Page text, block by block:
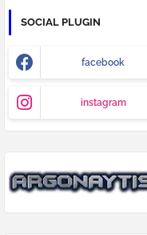
SOCIAL PLUGIN
facebook
instagram